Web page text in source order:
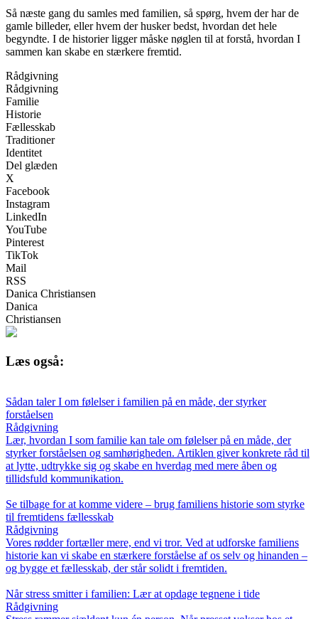
Så næste gang du samles med familien, så spørg, hvem der har de
gamle billeder, eller hvem der husker bedst, hvordan det hele
begyndte. I de historier ligger måske nøglen til at forstå, hvordan I
sammen kan skabe en stærkere fremtid.
Rådgivning
Rådgivning
Familie
Historie
Fællesskab
Traditioner
Identitet
Del glæden
X
Facebook
Instagram
LinkedIn
YouTube
Pinterest
TikTok
Mail
RSS
Danica Christiansen
Danica
Christiansen
Læs også:
Sådan taler I om følelser i familien på en måde, der styrker
forståelsen
Rådgivning
Lær, hvordan I som familie kan tale om følelser på en måde, der
styrker forståelsen og samhørigheden. Artiklen giver konkrete råd til
at lytte, udtrykke sig og skabe en hverdag med mere åben og
tillidsfuld kommunikation.
Se tilbage for at komme videre – brug familiens historie som styrke
til fremtidens fællesskab
Rådgivning
Vores rødder fortæller mere, end vi tror. Ved at udforske familiens
historie kan vi skabe en stærkere forståelse af os selv og hinanden –
og bygge et fællesskab, der står solidt i fremtiden.
Når stress smitter i familien: Lær at opdage tegnene i tide
Rådgivning